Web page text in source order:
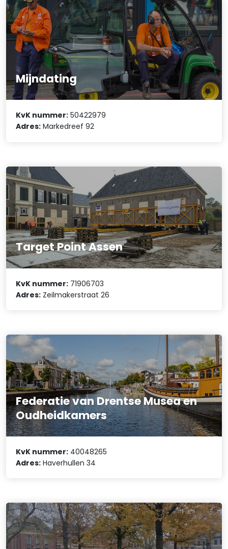
Mijndating
KvK nummer: 50422979
Adres: Markedreef 92
Target Point Assen
KvK nummer: 71906703
Adres: Zeilmakerstraat 26
Federatie van Drentse Musea en
Oudheidkamers
KvK nummer: 40048265
Adres: Haverhullen 34